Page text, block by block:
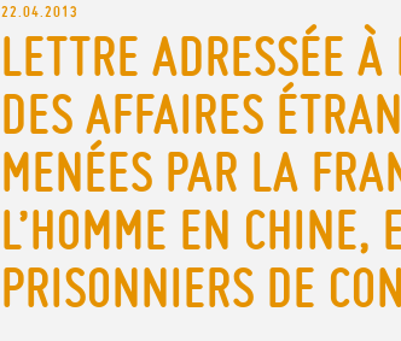
22.04.2013
LETTRE ADRESSÉE
DES AFFAIRES
MENÉES PAR LA
L’HOMME EN
PRISONNIERS DE